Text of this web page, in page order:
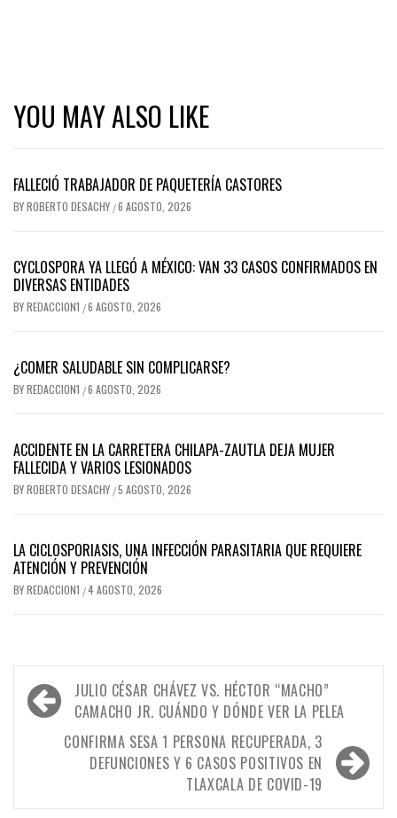
YOU MAY ALSO LIKE
FALLECIÓ TRABAJADOR DE PAQUETERÍA CASTORES
BYROBERTO DESACHY /6 AGOSTO, 2026
CYCLOSPORA YA LLEGÓ A MÉXICO: VAN 33 CASOS CONFIRMADOS EN
DIVERSAS ENTIDADES
BYREDACCION1 /6 AGOSTO, 2026
¿COMER SALUDABLE SIN COMPLICARSE?
BYREDACCION1 /6 AGOSTO, 2026
ACCIDENTE EN LA CARRETERA CHILAPA-ZAUTLA DEJA MUJER
FALLECIDA Y VARIOS LESIONADOS
BYROBERTO DESACHY /5 AGOSTO, 2026
LA CICLOSPORIASIS, UNA INFECCIÓN PARASITARIA QUE REQUIERE
ATENCIÓN Y PREVENCIÓN
BYREDACCION1 /4 AGOSTO, 2026
Navegación
de
entradas
JULIO CÉSAR CHÁVEZ VS. HÉCTOR “MACHO”
CAMACHO JR. CUÁNDO Y DÓNDE VER LA PELEA
CONFIRMA SESA 1 PERSONA RECUPERADA, 3
DEFUNCIONES Y 6 CASOS POSITIVOS EN
TLAXCALA DE COVID-19